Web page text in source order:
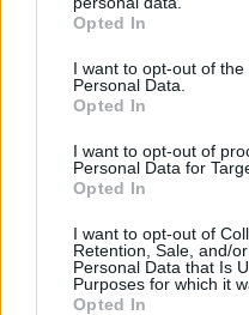
grant or deny consent to
use your data for below
consent section.
Opted In
I want to opt-out of the
Personal Data.
Opted In
I want to opt-out of
Personal Data for
Opted In
I want to opt-out of
Retention, Sale, and/
Personal Data that Is
Purposes for which it
Opted In
Απομένουν2500χαρακτήρες